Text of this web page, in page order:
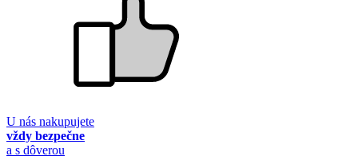
U nás nakupujete
vždy bezpečne
a s dôverou